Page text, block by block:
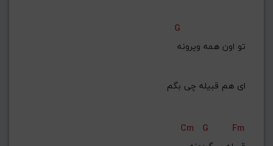
G
تو اون همه ویرونه
ای هم قبیله چی بگم
Cm G
Fm